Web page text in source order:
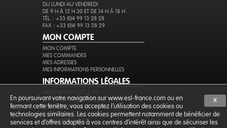
DU LUNDI AU VENDREDI
DE 9 H À 12 H 30 ET DE 14 H À 18 H
TÉL. : +33 (0)4 99 13 28 28
FAX : +33 (0)4 99 13 28 29
MON COMPTE
MON COMPTE
MES COMMANDES
MES ADRESSES
MES INFORMATIONS PERSONNELLES
INFORMATIONS LÉGALES
CONDITIONS GÉNÉRALES DE VENTE
PROTECTION DES DONNÉES
EXPÉDITION ET RETOURS
PAIEMENT SÉCURISÉ
X
En poursuivant votre navigation sur www.esl-france.com ou en
fermant cette fenêtre, vous acceptez l’utilisation des cookies ou
technologies similaires. Les cookies permettent notamment de bénéficier de
services et d'offres adaptés à vos centres d'intérêt ainsi que de sécuriser les